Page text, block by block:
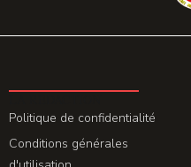
Politique de confidentialité
Conditions générales